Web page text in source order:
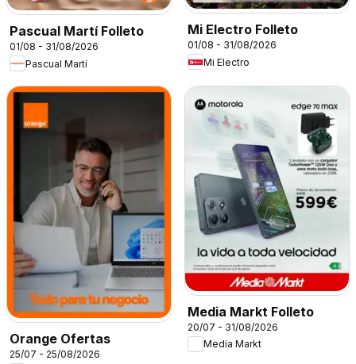
Pascual Martí Folleto
01/08 - 31/08/2026
Pascual Martí
Mi Electro Folleto
01/08 - 31/08/2026
Mi Electro
Orange Ofertas
25/07 - 25/08/2026
Media Markt Folleto
20/07 - 31/08/2026
Media Markt